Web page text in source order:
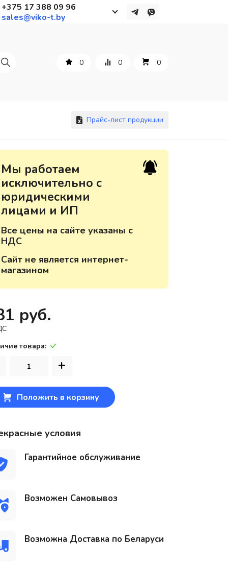
+375 17 388 09 96
sales@viko-t.by
+375 17 388 09 96
По всем вопросам
sales@viko-t.by
Оплата и доставка
Контакты
17, пом. 38, оф. №1
0 0 0
Прайс-лист продукции
Мы работаем
исключительно с
юридическими
лицами и ИП
Все цены на сайте указаны с
НДС
Сайт не является интернет-
магазином
руб.
товара:
+
Положить в корзину
условия
Гарантийное обслуживание
Возможен Самовывоз
Возможна Доставка по Беларуси